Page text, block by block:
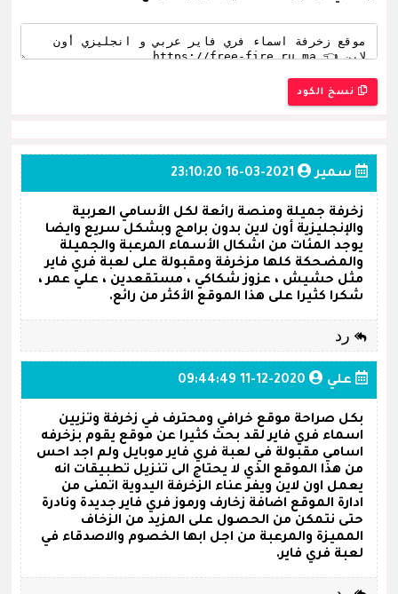
نسخ الكود
سمير 2021-03-16 23:10:20
زخرفة جميلة ومنصة رائعة لكل الأسامي العربية
والإنجليزية أون لاين بدون برامج وبشكل سريع وايضا
يوجد المئات من اشكال الأسماء المرعبة والجميلة
والمضحكة كلها مزخرفة ومقبولة على لعبة فري فاير
مثل حشيش ، عزوز شكاكي ، مستقعدين ، علي عمر ،
شكرا كثيرا على هذا الموقع الأكثر من رائع.
رد
علي 2020-12-11 09:44:49
بكل صراحة موقع خرافي ومحترف في زخرفة وتزيين
اسماء فري فاير لقد بحث كثيرا عن موقع يقوم بزخرفه
اسامي مقبولة في لعبة فري فاير موبايل ولم اجد احس
من هذا الموقع الذي لا يحتاج الى تنزيل تطبيقات انه
يعمل اون لاين ويفر عناء الزخرفة اليدوية اتمنى من
ادارة الموقع اضافة زخارف ورموز فري فاير جديدة ونادرة
حتى نتمكن من الحصول على المزيد من الزخاف
المميزة والمرعبة من اجل ابها الخصوم والاصدقاء في
لعبة فري فاير.